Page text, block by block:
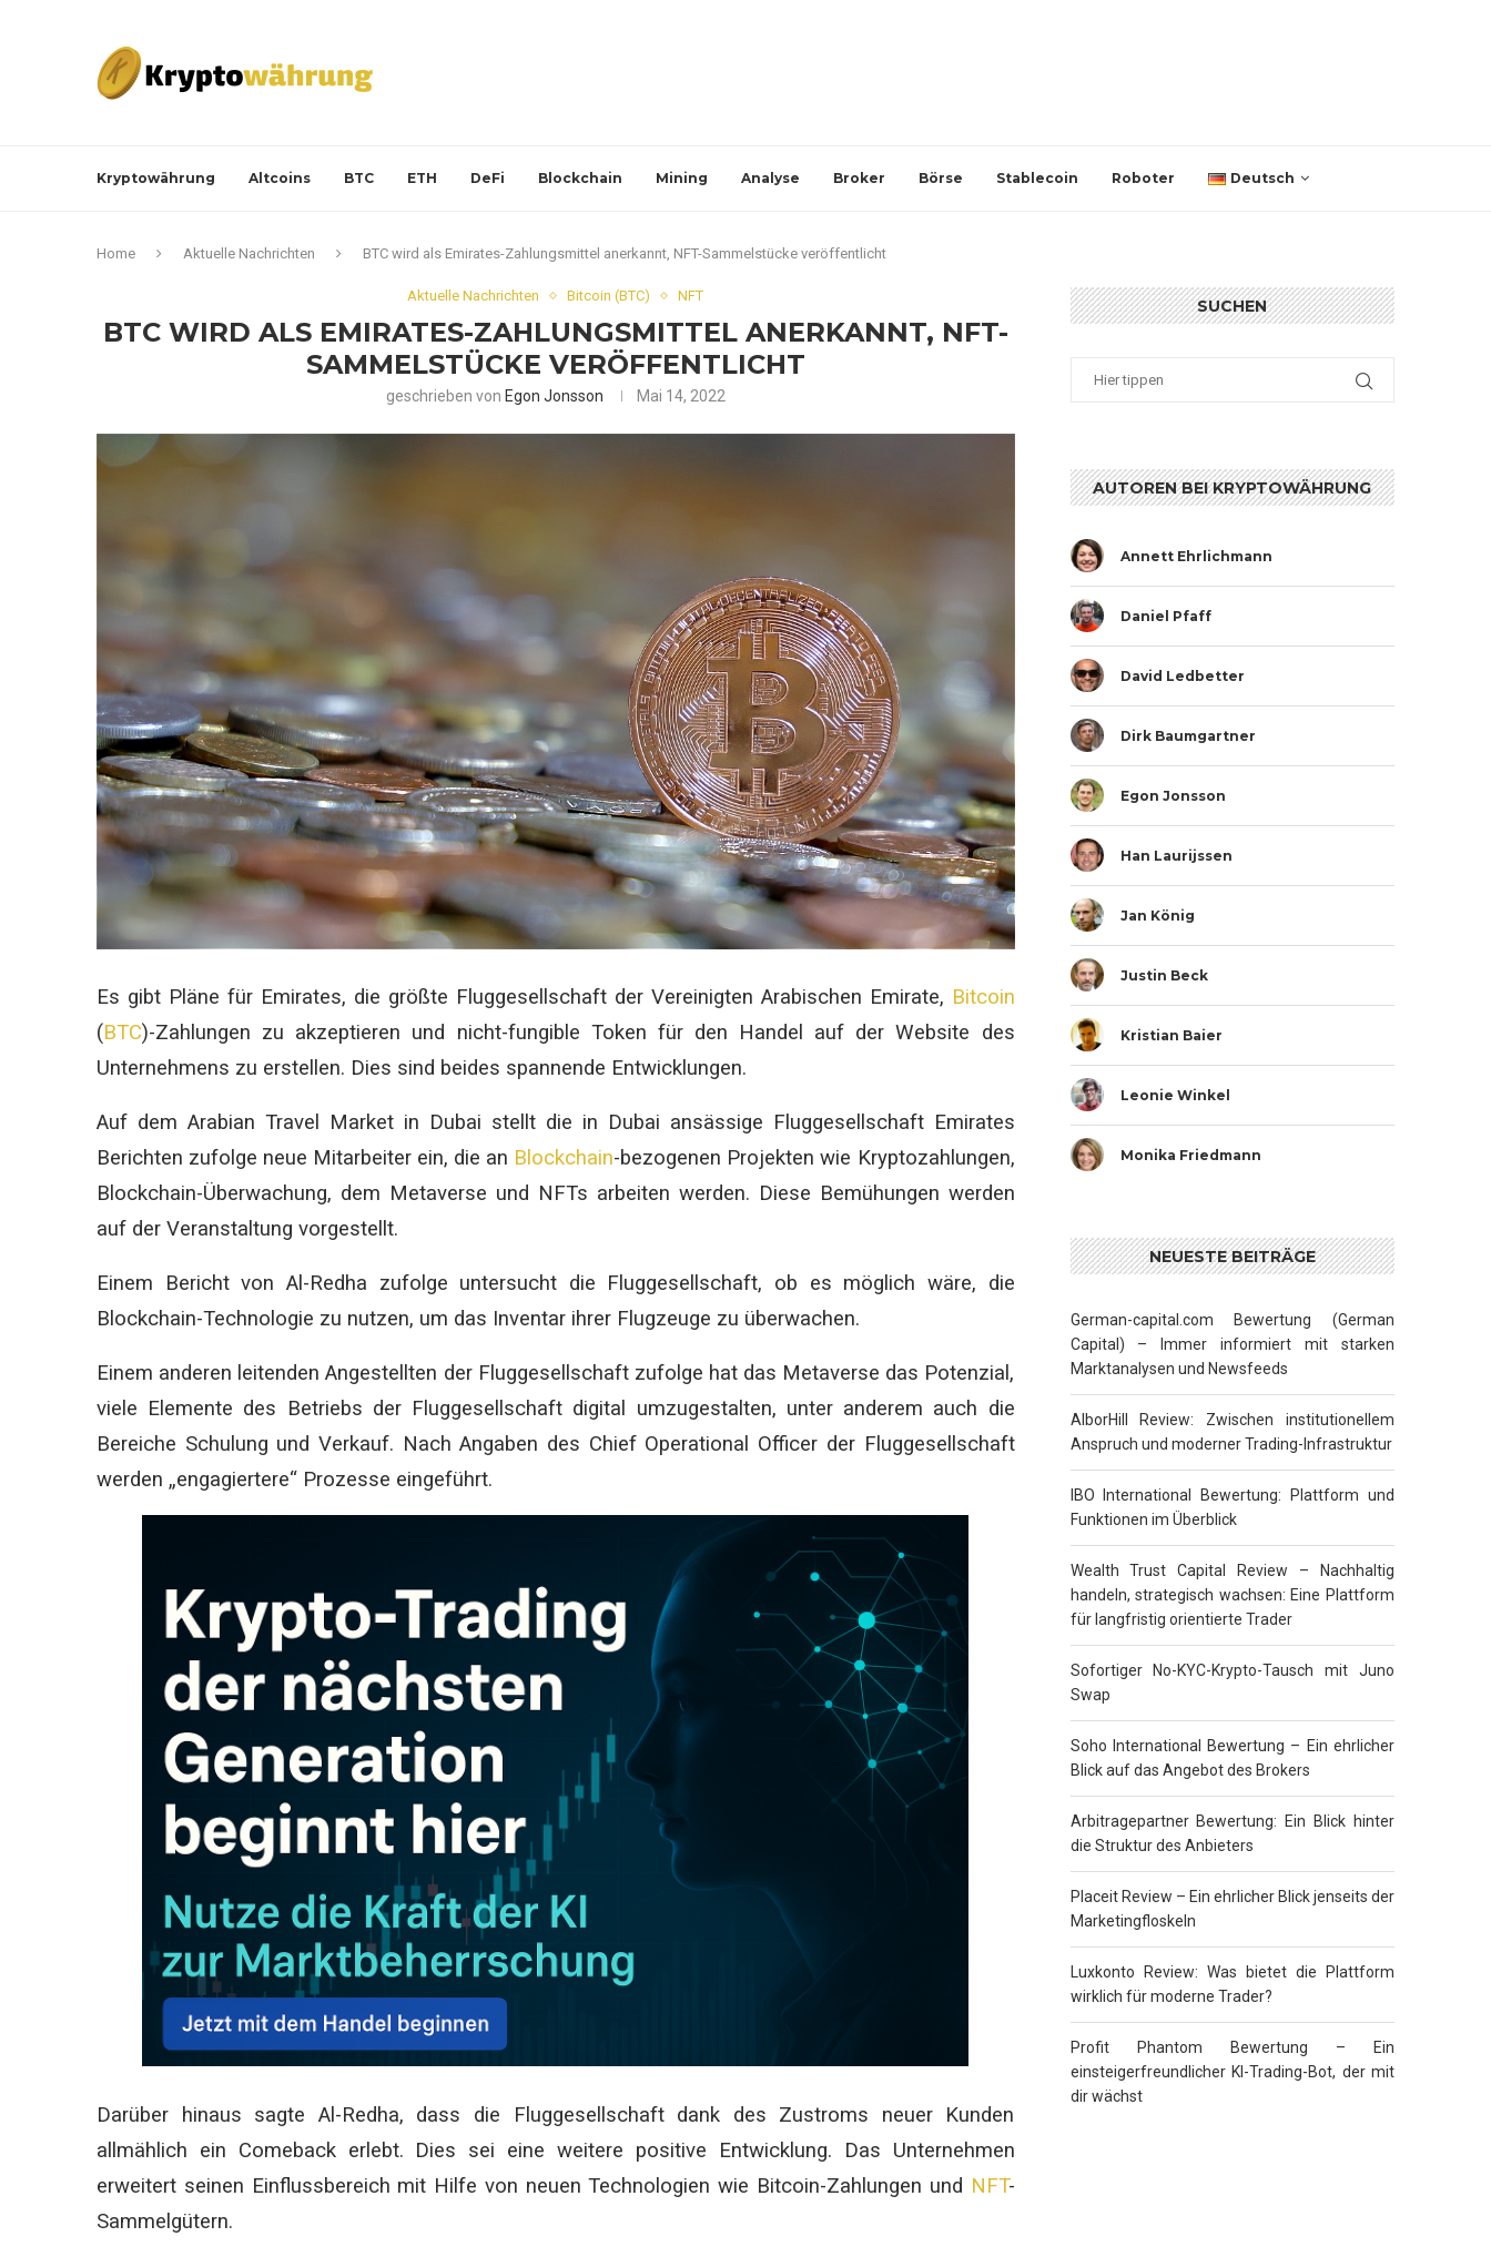
Kryptowährung Altcoins BTC ETH DeFi Blockchain Mining Analyse Broker Börse Stablecoin Roboter Deutsch
Home Aktuelle Nachrichten BTC wird als Emirates-Zahlungsmittel anerkannt, NFT-Sammelstücke veröffentlicht
Aktuelle Nachrichten Bitcoin (BTC) NFT
BTC WIRD ALS EMIRATES-ZAHLUNGSMITTEL ANERKANNT, NFT-
SAMMELSTÜCKE VERÖFFENTLICHT
geschrieben von Egon Jonsson Mai 14, 2022
Es gibt Pläne für Emirates, die größte Fluggesellschaft der Vereinigten Arabischen Emirate, Bitcoin
(BTC)-Zahlungen zu akzeptieren und nicht-fungible Token für den Handel auf der Website des
Unternehmens zu erstellen. Dies sind beides spannende Entwicklungen.
Auf dem Arabian Travel Market in Dubai stellt die in Dubai ansässige Fluggesellschaft Emirates
Berichten zufolge neue Mitarbeiter ein, die an Blockchain-bezogenen Projekten wie Kryptozahlungen,
Blockchain-Überwachung, dem Metaverse und NFTs arbeiten werden. Diese Bemühungen werden
auf der Veranstaltung vorgestellt.
Einem Bericht von Al-Redha zufolge untersucht die Fluggesellschaft, ob es möglich wäre, die
Blockchain-Technologie zu nutzen, um das Inventar ihrer Flugzeuge zu überwachen.
Einem anderen leitenden Angestellten der Fluggesellschaft zufolge hat das Metaverse das Potenzial,
viele Elemente des Betriebs der Fluggesellschaft digital umzugestalten, unter anderem auch die
Bereiche Schulung und Verkauf. Nach Angaben des Chief Operational Officer der Fluggesellschaft
werden „engagiertere“ Prozesse eingeführt.
Darüber hinaus sagte Al-Redha, dass die Fluggesellschaft dank des Zustroms neuer Kunden
allmählich ein Comeback erlebt. Dies sei eine weitere positive Entwicklung.
Das Unternehmen
erweitert seinen Einflussbereich mit Hilfe von neuen Technologien wie Bitcoin-Zahlungen und NFT-
Sammelgütern.
SUCHEN
AUTOREN BEI KRYPTOWÄHRUNG
Annett Ehrlichmann
Daniel Pfaff
David Ledbetter
Dirk Baumgartner
Egon Jonsson
Han Laurijssen
Jan König
Justin Beck
Kristian Baier
Leonie Winkel
Monika Friedmann
NEUESTE BEITRÄGE
German-capital.com Bewertung (German
Capital) – Immer informiert mit starken
Marktanalysen und Newsfeeds
AlborHill Review: Zwischen institutionellem
Anspruch und moderner Trading-Infrastruktur
IBO International Bewertung: Plattform und
Funktionen im Überblick
Wealth Trust Capital Review – Nachhaltig
handeln, strategisch wachsen: Eine Plattform
für langfristig orientierte Trader
Sofortiger No-KYC-Krypto-Tausch mit Juno
Swap
Soho International Bewertung – Ein ehrlicher
Blick auf das Angebot des Brokers
Arbitragepartner Bewertung: Ein Blick hinter
die Struktur des Anbieters
Placeit Review – Ein ehrlicher Blick jenseits der
Marketingfloskeln
Luxkonto Review: Was bietet die Plattform
wirklich für moderne Trader?
Profit Phantom Bewertung – Ein
einsteigerfreundlicher KI-Trading-Bot, der mit
dir wächst